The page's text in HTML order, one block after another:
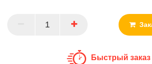
Быстрый заказ